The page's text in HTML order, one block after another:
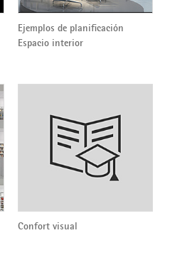
Ejemplos de planificación
Espacio interior
Confort visual